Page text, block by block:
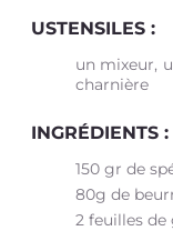
USTENSILES :
un mixeur
charnière
INGRÉDIENTS :
150 gr de
80g de
2 feuilles de